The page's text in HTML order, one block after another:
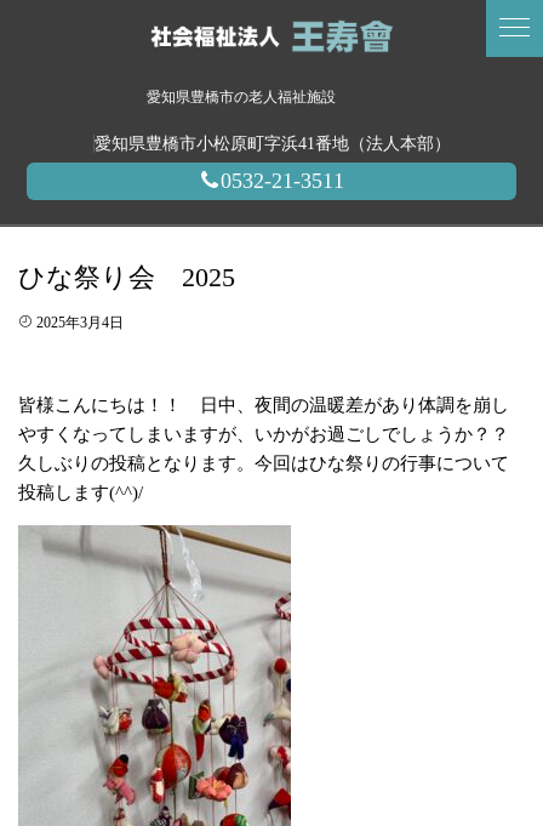
愛知県豊橋市の老人福祉施設
愛知県豊橋市小松原町字浜41番地（法人本部）
0532-21-3511
ひな祭り会 2025
2025年3月4日
皆様こんにちは！！ 日中、夜間の温暖差があり体調を崩し
やすくなってしまいますが、いかがお過ごしでしょうか？？
久しぶりの投稿となります。今回はひな祭りの行事について
投稿します(^^)/